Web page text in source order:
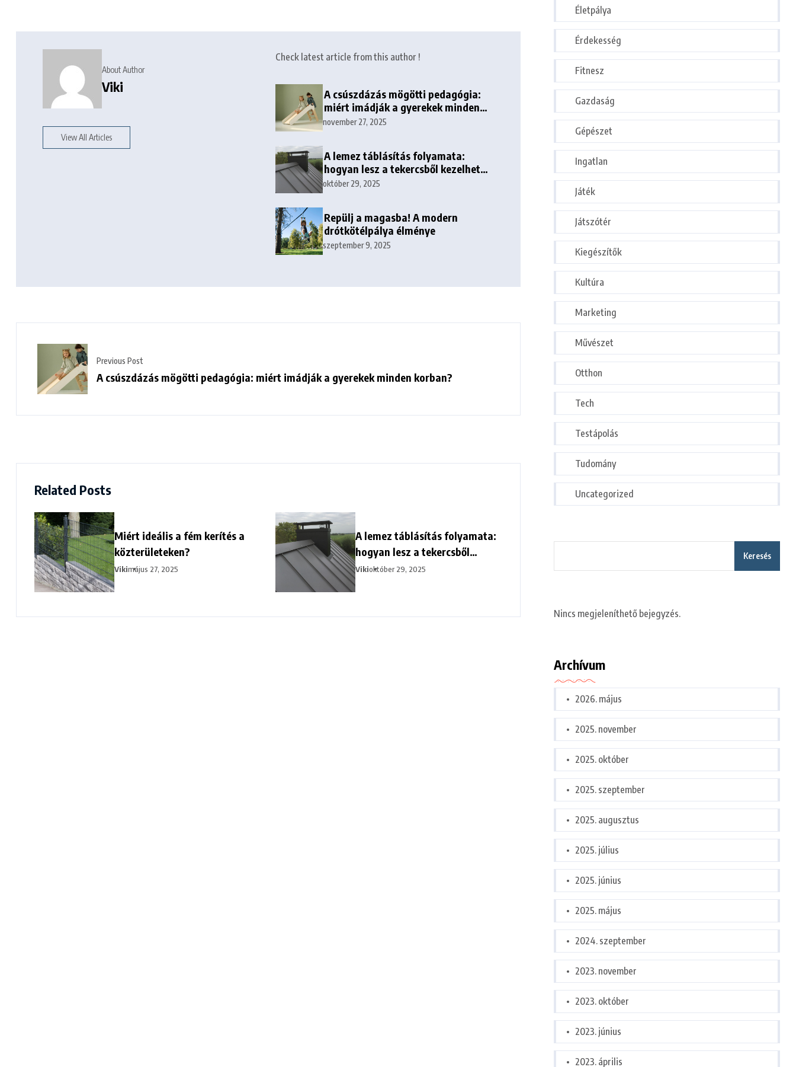
About Author
Viki
View All Articles
Check latest article from this author !
A csúszdázás mögötti pedagógia:
miért imádják a gyerekek minden
korban?
november 27, 2025
A lemez táblásítás folyamata:
hogyan lesz a tekercsből kezelhető
tábla?
október 29, 2025
Repülj a magasba! A modern
drótkötélpálya élménye
szeptember 9, 2025
Previous Post
A csúszdázás mögötti pedagógia: miért imádják a gyerekek minden korban?
Related Posts
Miért ideális a fém kerítés a
közterületeken?
Vikimájus 27, 2025
A lemez táblásítás folyamata:
hogyan lesz a tekercsből
kezelhető tábla?
Vikioktóber 29, 2025
Életpálya
Érdekesség
Fitnesz
Gazdaság
Gépészet
Ingatlan
Játék
Játszótér
Kiegészítők
Kultúra
Marketing
Művészet
Otthon
Tech
Testápolás
Tudomány
Uncategorized
Keresés
Nincs megjeleníthető bejegyzés.
Archívum
2026. május
2025. november
2025. október
2025. szeptember
2025. augusztus
2025. július
2025. június
2025. május
2024. szeptember
2023. november
2023. október
2023. június
2023. április